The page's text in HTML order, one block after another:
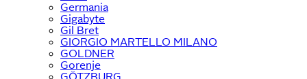
Germania
Gigabyte
Gil Bret
GIORGIO MARTELLO MILANO
GOLDNER
Gorenje
GÖTZBURG